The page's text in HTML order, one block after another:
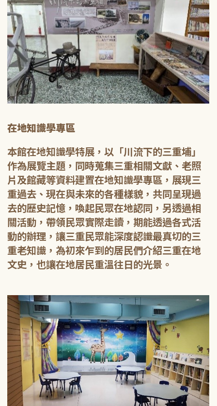
在地知識學專區
本館在地知識學特展，以「川流下的三重埔」
作為展覽主題，同時蒐集三重相關文獻、老照
片及館藏等資料建置在地知識學專區，展現三
重過去、現在與未來的各種樣貌，共同呈現過
去的歷史記憶，喚起民眾在地認同，另透過相
關活動，帶領民眾實際走讀，期能透過各式活
動的辦理，讓三重民眾能深度認識最真切的三
重老知識，為初來乍到的居民們介紹三重在地
文史，也讓在地居民重溫往日的光景。